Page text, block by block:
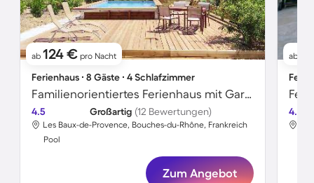
ab 124 € pro Nacht
Ferienhaus ∙ 8 Gäste ∙ 4 Schlafzimmer
Familienorientiertes Ferienhaus mit Garten, Terrasse und privatem Pool | Hunde erlaubt
4.5 Großartig (12 Bewertungen)
Les Baux-de-Provence, Bouches-du-Rhône, Frankreich
Pool
Zum Angebot
ab
4.8